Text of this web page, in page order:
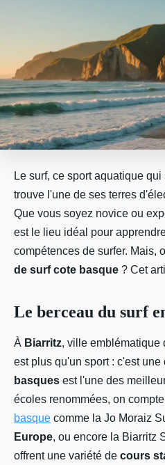
Le surf, ce sport aquatique
trouve l'une de ses terres
Que vous soyez novice ou
est le lieu idéal pour
compétences de surfer. Mais,
de surf cote basque ? Cet
Le berceau du surf
À Biarritz, ville emblématique
est plus qu'un sport : c'est une
basques est l'une des
écoles renommées, on
basque comme la Jo Moraiz
Europe, ou encore la Biarritz
offrent une variété de cours